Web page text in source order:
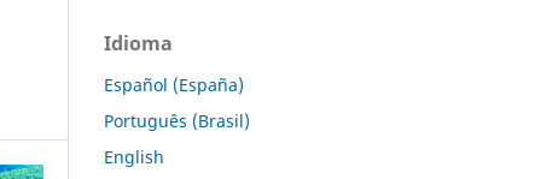
Idioma
Español (España)
Português (Brasil)
English